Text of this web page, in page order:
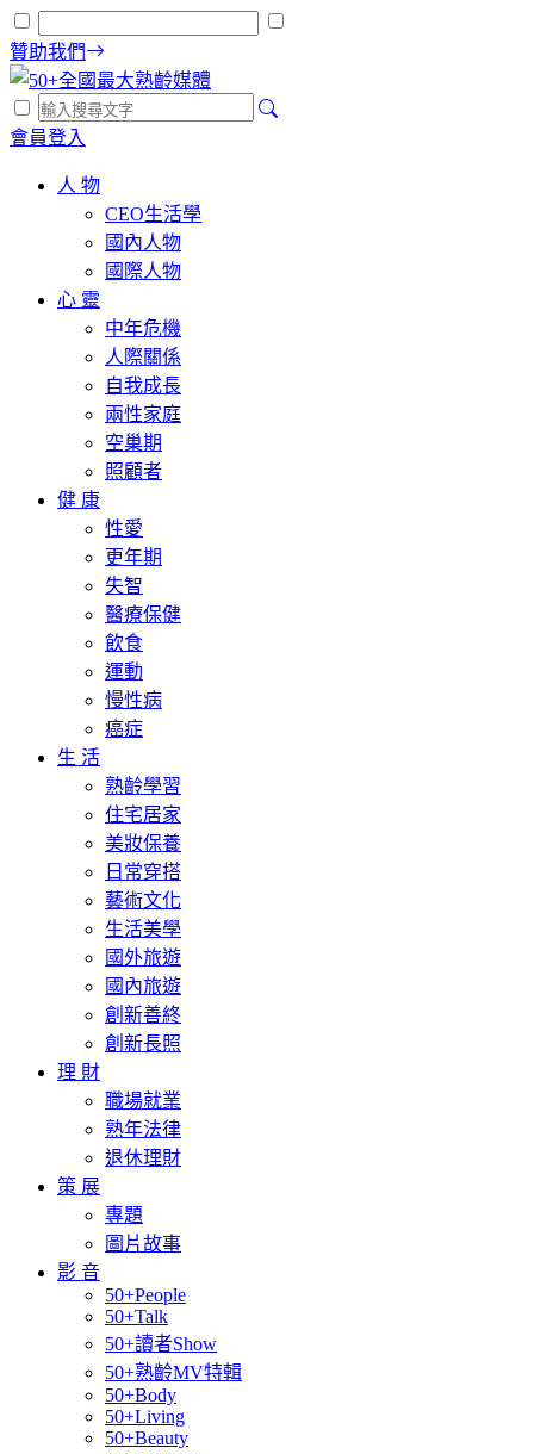
贊助我們
會員登入
人 物
CEO生活學
國內人物
國際人物
心 靈
中年危機
人際關係
自我成長
兩性家庭
空巢期
照顧者
健 康
性愛
更年期
失智
醫療保健
飲食
運動
慢性病
癌症
生 活
熟齡學習
住宅居家
美妝保養
日常穿搭
藝術文化
生活美學
國外旅遊
國內旅遊
創新善終
創新長照
理 財
職場就業
熟年法律
退休理財
策 展
專題
圖片故事
影 音
50+People
50+Talk
50+讀者Show
50+熟齡MV特輯
50+Body
50+Living
50+Beauty